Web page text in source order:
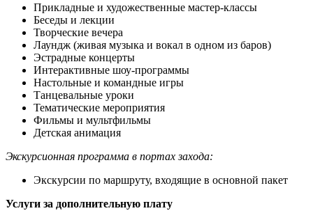
Прикладные и художественные мастер-классы
Беседы и лекции
Творческие вечера
Лаундж (живая музыка и вокал в одном из баров)
Эстрадные концерты
Интерактивные шоу-программы
Настольные и командные игры
Танцевальные уроки
Тематические мероприятия
Фильмы и мультфильмы
Детская анимация
Экскурсионная программа в портах захода:
Экскурсии по маршруту, входящие в основной пакет
Услуги за дополнительную плату